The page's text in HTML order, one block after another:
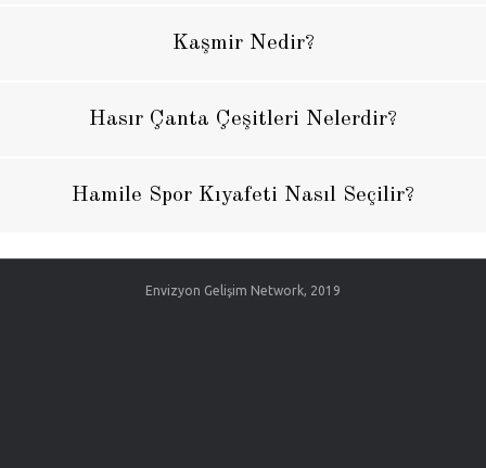
Kaşmir Nedir?
Hasır Çanta Çeşitleri Nelerdir?
Hamile Spor Kıyafeti Nasıl Seçilir?
Envizyon Gelişim Network, 2019